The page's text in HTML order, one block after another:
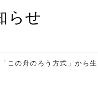
らせ
この舟のろう方式」から